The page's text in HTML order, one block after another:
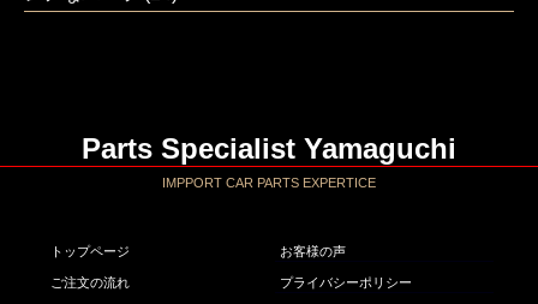
Parts Specialist Yamaguchi
IMPPORT CAR PARTS EXPERTICE
トップページ
ご注文の流れ
お客様の声
プライバシーポリシー